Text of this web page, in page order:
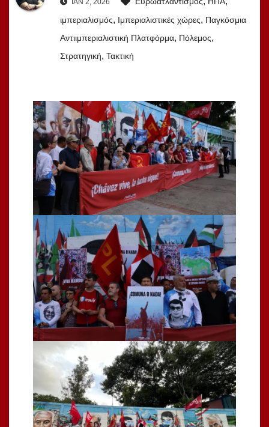
ΙΑΝ 2, 2026
ιμπεριαλισμός, Ιμπεριαλιστικές χώρες, Παγκόσμια
Αντιιμπεριαλιστική Πλατφόρμα, Πόλεμος,
Στρατηγική, Τακτική